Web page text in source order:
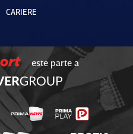
CARIERE
este parte a